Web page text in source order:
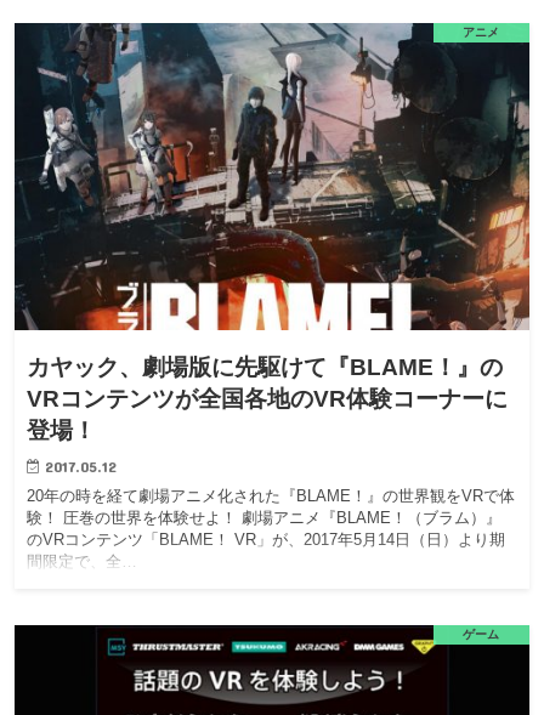
アニメ
カヤック、劇場版に先駆けて『BLAME！』の
VRコンテンツが全国各地のVR体験コーナーに
登場！
2017.05.12
20年の時を経て劇場アニメ化された『BLAME！』の世界観をVRで体
験！ 圧巻の世界を体験せよ！ 劇場アニメ『BLAME！（ブラム）』
のVRコンテンツ「BLAME！ VR」が、2017年5月14日（日）より期
間限定で、全…
ゲーム